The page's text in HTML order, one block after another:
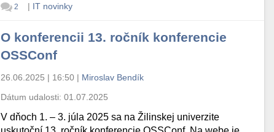
2 | IT novinky
O konferencii 13. ročník konferencie
OSSConf
26.06.2025 | 16:50 | Miroslav Bendík
Dátum udalosti:01.07.2025
V dňoch 1. – 3. júla 2025 sa na Žilinskej univerzite